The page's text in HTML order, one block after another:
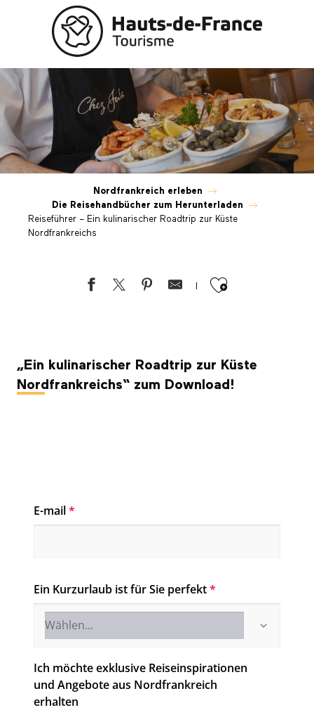
Nordfrankreich erleben
Die Reisehandbücher zum Herunterladen
Reiseführer – Ein kulinarischer Roadtrip zur Küste
Nordfrankreichs
Reiseführer – Ein kulinarischer
Ajouter
„Ein kulinarischer Roadtrip zur Küste
Nordfrankreichs“ zum Download!
E-mail*
Ein Kurzurlaub ist für Sie perfekt*
Ich möchte exklusive Reiseinspirationen
und Angebote aus Nordfrankreich
erhalten